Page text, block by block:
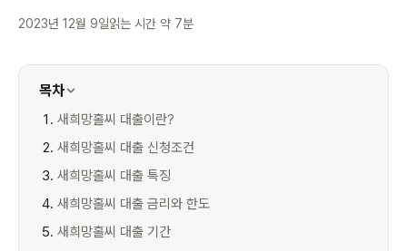
2023년 12월 9일읽는 시간 약 7분
목차
새희망홀씨 대출이란?
새희망홀씨 대출 신청조건
새희망홀씨 대출 특징
새희망홀씨 대출 금리와 한도
새희망홀씨 대출 기간